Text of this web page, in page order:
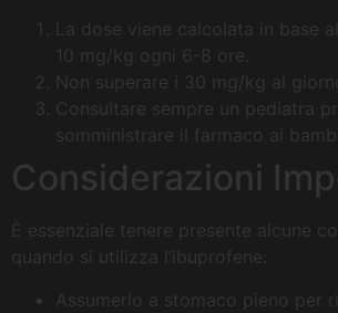
La dose viene calcolata in base
10 mg/kg ogni 6-8 ore.
Non superare i 30 mg/kg al
Consultare sempre un pediatra
somministrare il farmaco ai
Considerazioni
È essenziale tenere presente alcune
quando si utilizza l’ibuprofene:
Assumerlo a stomaco pieno per